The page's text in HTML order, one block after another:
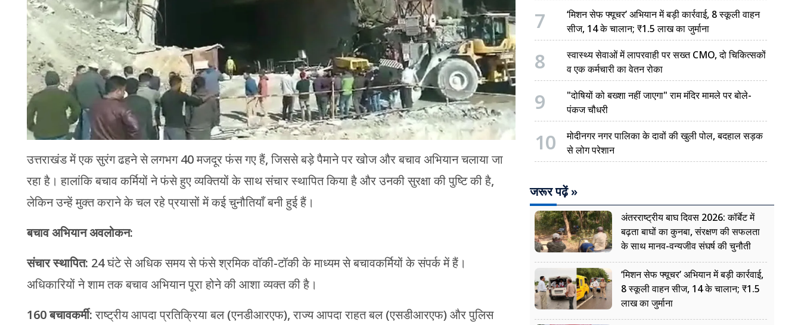
उत्तराखंड में एक सुरंग ढहने से लगभग 40 मजदूर फंस गए हैं, जिससे बड़े पैमाने पर खोज और बचाव अभियान चलाया जा
रहा है। हालांकि बचाव कर्मियों ने फंसे हुए व्यक्तियों के साथ संचार स्थापित किया है और उनकी सुरक्षा की पुष्टि की है,
लेकिन उन्हें मुक्त कराने के चल रहे प्रयासों में कई चुनौतियाँ बनी हुई हैं।
बचाव अभियान अवलोकन:
संचार स्थापित: 24 घंटे से अधिक समय से फंसे श्रमिक वॉकी-टॉकी के माध्यम से बचावकर्मियों के संपर्क में हैं।
अधिकारियों ने शाम तक बचाव अभियान पूरा होने की आशा व्यक्त की है।
160 बचावकर्मी:राष्ट्रीय आपदा प्रतिक्रिया बल (एनडीआरएफ), राज्य आपदा राहत बल (एसडीआरएफ) और पुलिस
7
‘मिशन सेफ फ्यूचर’ अभियान में बड़ी कार्रवाई, 8 स्कूली वाहन
सीज, 14 के चालान; ₹1.5 लाख का जुर्माना
8
स्वास्थ्य सेवाओं में लापरवाही पर सख्त CMO, दो चिकित्सकों
व एक कर्मचारी का वेतन रोका
9
"दोषियों को बख्शा नहीं जाएगा" राम मंदिर मामले पर बोले-
पंकज चौधरी
10
मोदीनगर नगर पालिका के दावों की खुली पोल, बदहाल सड़क
से लोग परेशान
जरूर पढ़ें »
अंतरराष्ट्रीय बाघ दिवस 2026: कॉर्बेट में
बढ़ता बाघों का कुनबा, संरक्षण की सफलता
के साथ मानव-वन्यजीव संघर्ष की चुनौती
‘मिशन सेफ फ्यूचर’ अभियान में बड़ी कार्रवाई,
8 स्कूली वाहन सीज, 14 के चालान; ₹1.5
लाख का जुर्माना
बागेश्वर
हरिद्वार